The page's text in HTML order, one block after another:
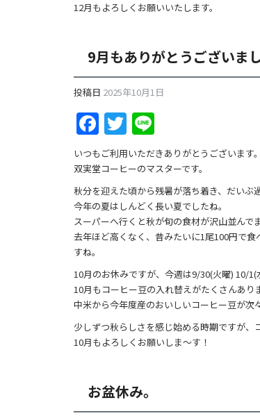
12月もよろしくお願いいたします。
9月もありがとうございまし
投稿日 2025年10月1日
F
a
c
e
b
o
k
T
w
itt
er
Li
n
e
いつもご利用いただきありがとうございます。
双実堂コーヒーのマスターです。
秋分を迎えた頃から残暑が落ち着き、だいぶ
今年の夏はしんどく長い夏でしたね。
スーパーへ行くと秋が旬の食材が沢山並んで
去年ほど高くなく、昔みたいに1尾100円で
すね。
10月のお休みですが、今週は9/30(火曜) 10/
10月もコーヒー豆の入れ替えがたくさんあり
中米から今年度産のおいしいコーヒー豆が次
少しずつ秋らしさを感じ始める時期ですが、
10月もよろしくお願いしま～す！
お盆休み。